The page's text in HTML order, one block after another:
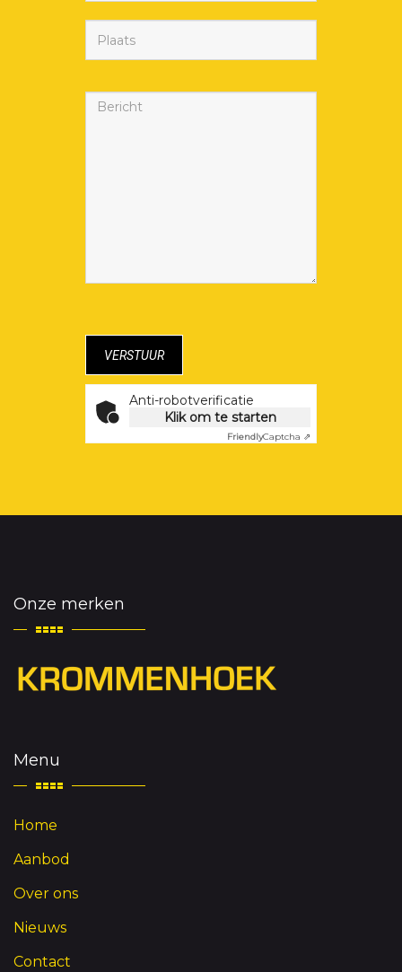
Anti-robotverificatie
Klik om te starten
FriendlyCaptcha ⇗
Onze merken
Menu
Home
Aanbod
Over ons
Nieuws
Contact